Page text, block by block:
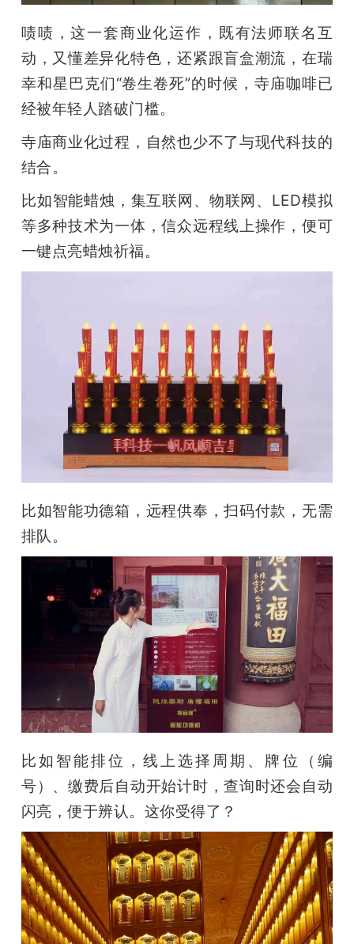
啧啧，这一套商业化运作，既有法师联名互
动，又懂差异化特色，还紧跟盲盒潮流，在瑞
幸和星巴克们“卷生卷死”的时候，寺庙咖啡已
经被年轻人踏破门槛。
寺庙商业化过程，自然也少不了与现代科技的
结合。
比如智能蜡烛，集互联网、物联网、LED模拟
等多种技术为一体，信众远程线上操作，便可
一键点亮蜡烛祈福。
比如智能功德箱，远程供奉，扫码付款，无需
排队。
比如智能排位，线上选择周期、牌位（编
号）、缴费后自动开始计时，查询时还会自动
闪亮，便于辨认。这你受得了？